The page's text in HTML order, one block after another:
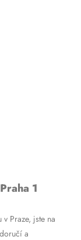
1
Praze, jste na
a